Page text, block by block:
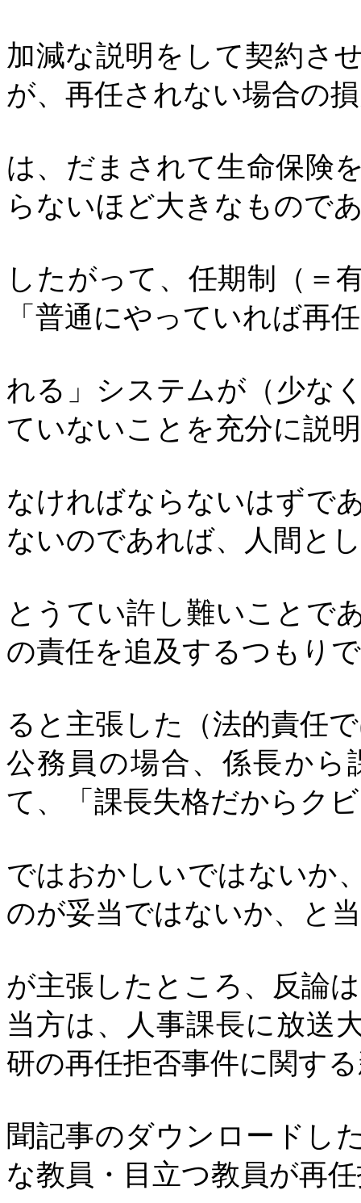
加減な説明をして契約さ
が、再任されない場合の
は、だまされて生命保険
らないほど大きなもので
したがって、任期制（＝
「普通にやっていれば再
れる」システムが（少な
ていないことを充分に説
なければならないはずで
ないのであれば、人間と
とうてい許し難いことで
の責任を追及するつもり
ると主張した（法的責任
公務員の場合、係長か
て、「課長失格だからク
ではおかしいではないか
のが妥当ではないか、と
が主張したところ、反論
当方は、人事課長に放送
研の再任拒否事件に関す
聞記事のダウンロードし
な教員・目立つ教員が再